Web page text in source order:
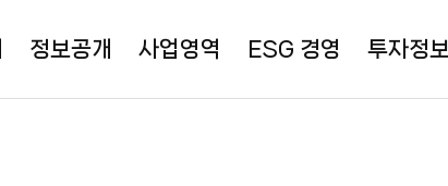
정보공개 사업영역 ESG 경영 투자정보